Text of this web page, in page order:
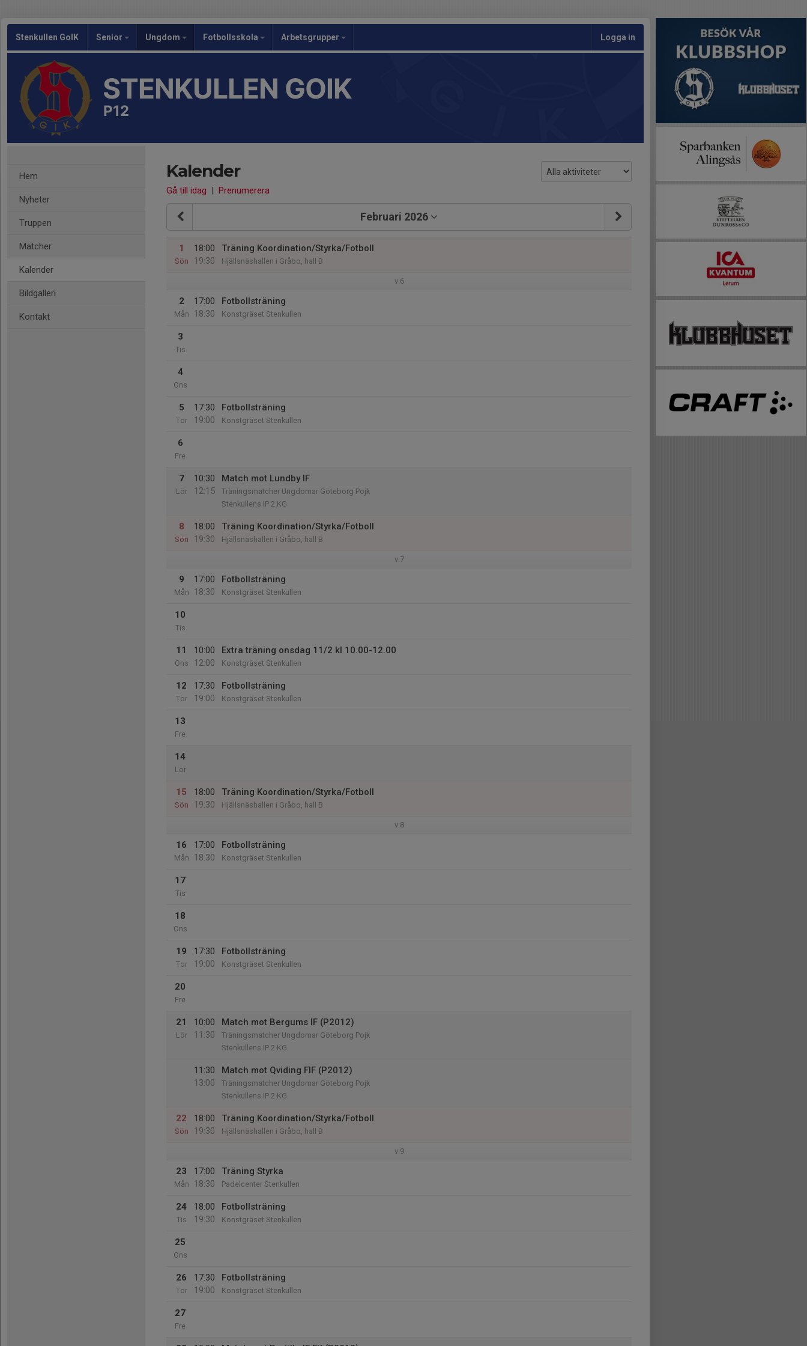
Stenkullen GoIK Senior Ungdom Fotbollsskola Arbetsgrupper Logga in
STENKULLEN GOIK
P12
Hem
Nyheter
Truppen
Matcher
Kalender
Bildgalleri
Kontakt
Kalender
Gå till idag | Prenumerera
Februari 2026
1
Sön
18:00
19:30
Träning Koordination/Styrka/Fotboll
Hjällsnäshallen i Gråbo, hall B
v.6
2
Mån
17:00
18:30
Fotbollsträning
Konstgräset Stenkullen
3
Tis
4
Ons
5
Tor
17:30
19:00
Fotbollsträning
Konstgräset Stenkullen
6
Fre
7
Lör
10:30
12:15
Match mot Lundby IF
Träningsmatcher Ungdomar Göteborg Pojk
Stenkullens IP 2 KG
8
Sön
18:00
19:30
Träning Koordination/Styrka/Fotboll
Hjällsnäshallen i Gråbo, hall B
v.7
9
Mån
17:00
18:30
Fotbollsträning
Konstgräset Stenkullen
10
Tis
11
Ons
10:00
12:00
Extra träning onsdag 11/2 kl 10.00-12.00
Konstgräset Stenkullen
12
Tor
17:30
19:00
Fotbollsträning
Konstgräset Stenkullen
13
Fre
14
Lör
15
Sön
18:00
19:30
Träning Koordination/Styrka/Fotboll
Hjällsnäshallen i Gråbo, hall B
v.8
16
Mån
17:00
18:30
Fotbollsträning
Konstgräset Stenkullen
17
Tis
18
Ons
19
Tor
17:30
19:00
Fotbollsträning
Konstgräset Stenkullen
20
Fre
21
Lör
10:00
11:30
Match mot Bergums IF (P2012)
Träningsmatcher Ungdomar Göteborg Pojk
Stenkullens IP 2 KG
11:30
13:00
Match mot Qviding FIF (P2012)
Träningsmatcher Ungdomar Göteborg Pojk
Stenkullens IP 2 KG
22
Sön
18:00
19:30
Träning Koordination/Styrka/Fotboll
Hjällsnäshallen i Gråbo, hall B
v.9
23
Mån
17:00
18:30
Träning Styrka
Padelcenter Stenkullen
24
Tis
18:00
19:30
Fotbollsträning
Konstgräset Stenkullen
25
Ons
26
Tor
17:30
19:00
Fotbollsträning
Konstgräset Stenkullen
27
Fre